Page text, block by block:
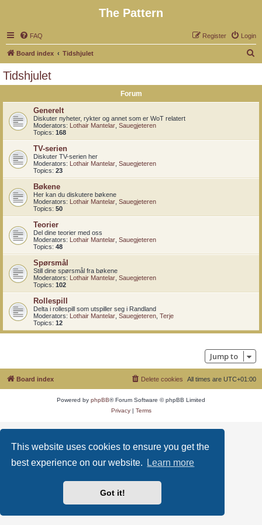
This website uses cookies to ensure you get the
best experience on our website.
Learn more
Got it!
The Pattern
FAQ Login
Register
Board index Tidshjulet
Tidshjulet
Forum
Generelt
Diskuter nyheter, rykter og annet som er WoT relatert
Moderators: Lothair Mantelar Sauegjeteren
Topics: 168
TV-serien
Diskuter TV-serien her
Moderators: Lothair Mantelar Sauegjeteren
Topics: 23
Bøkene
Her kan du diskutere bøkene
Moderators: Lothair Mantelar Sauegjeteren
Topics: 50
Teorier
Del dine teorier med oss
Moderators: Lothair Mantelar Sauegjeteren
Topics: 48
Spørsmål
Still dine spørsmål fra bøkene
Moderators: Lothair Mantelar Sauegjeteren
Topics: 102
Rollespill
Delta i rollespill som utspiller seg i Randland
Moderators: Lothair Mantelar Sauegjeteren Terje
Topics: 12
Jump to
Board index All times are UTC+01:00
Delete cookies
Powered by phpBB® Forum Software © phpBB Limited
Privacy| Terms